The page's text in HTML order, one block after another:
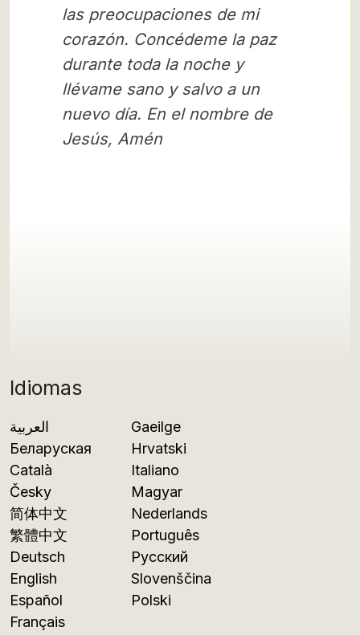
Idiomas
العربية
Беларуская
Català
Česky
简体中文
繁體中文
Deutsch
English
Español
Français
Gaeilge
Hrvatski
Italiano
Magyar
Nederlands
Português
Русский
Slovenščina
Polski
las preocupaciones de mi
corazón. Concédeme la paz
durante toda la noche y
llévame sano y salvo a un
nuevo día. En el nombre de
Jesús, Amén